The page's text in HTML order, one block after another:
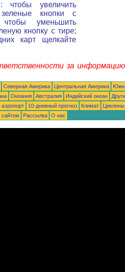
чтобы увеличить
кнопки с
уменьшить
кнопку с тире;
карт щелкайте
за
Северная Америка Центральная Америка
Океания Австралия Индийский океан
аэропорт 10-дневный прогноз Климат
Циклоны
сайтом Рассылка О нас